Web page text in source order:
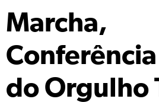
Marcha,
Conferência
do Orgulho